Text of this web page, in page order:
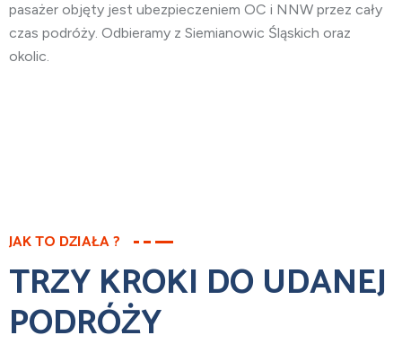
pasażer objęty jest ubezpieczeniem OC i NNW przez cały
czas podróży. Odbieramy z Siemianowic Śląskich oraz
okolic.
JAK TO DZIAŁA ?
TRZY KROKI DO UDANEJ
PODRÓŻY